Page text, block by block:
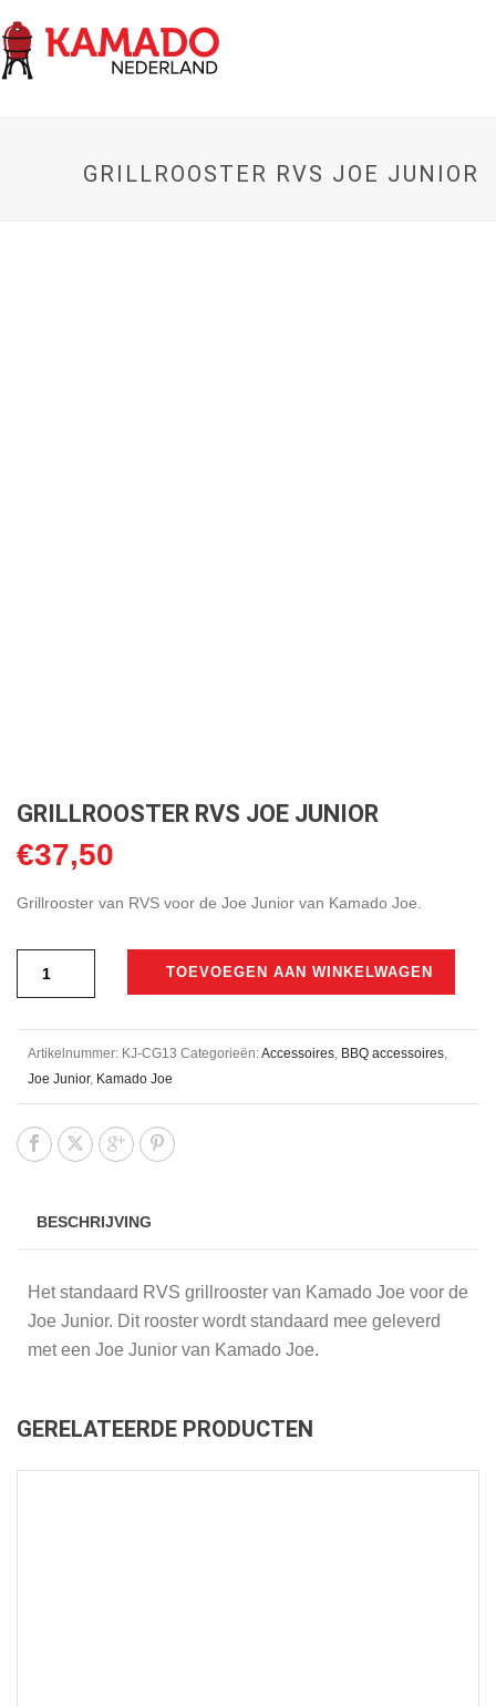
GRILLROOSTER RVS JOE JUNIOR
GRILLROOSTER RVS JOE JUNIOR
€37,50
Grillrooster van RVS voor de Joe Junior van Kamado Joe.
TOEVOEGEN AAN WINKELWAGEN
Artikelnummer: KJ-CG13 Categorieën:Accessoires BBQ accessoires
Joe Junior, Kamado Joe
BESCHRIJVING
Het standaard RVS grillrooster van Kamado Joe voor de
Joe Junior. Dit rooster wordt standaard mee geleverd
met een Joe Junior van Kamado Joe.
GERELATEERDE PRODUCTEN